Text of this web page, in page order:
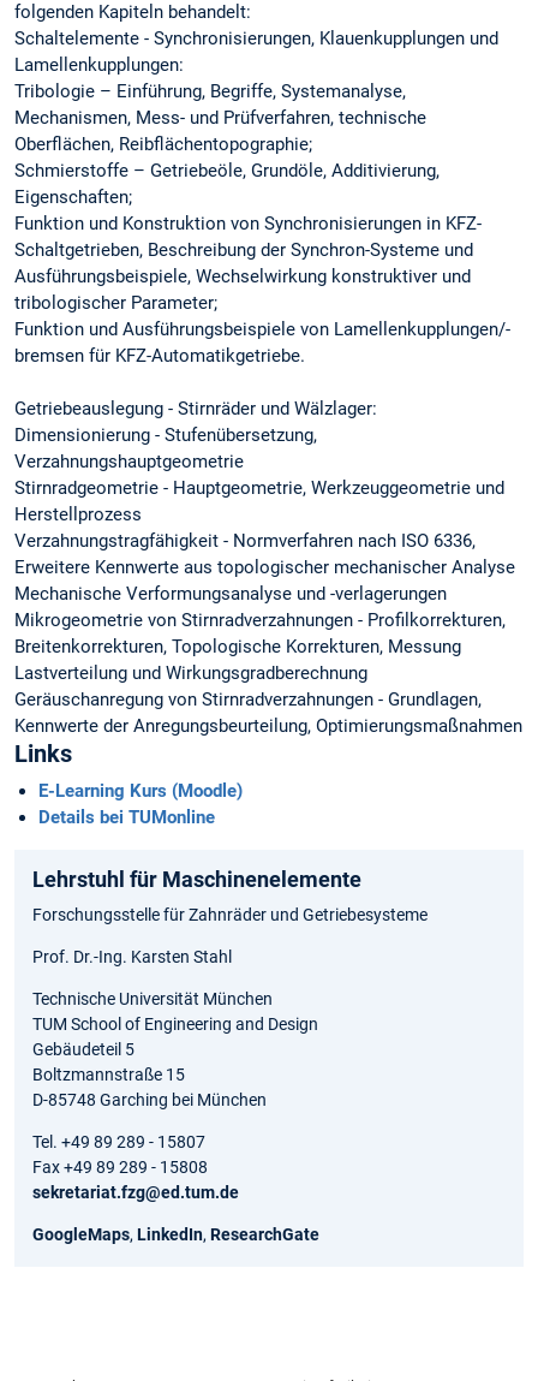
folgenden Kapiteln behandelt:
Schaltelemente - Synchronisierungen, Klauenkupplungen und
Lamellenkupplungen:
Tribologie – Einführung, Begriffe, Systemanalyse,
Mechanismen, Mess- und Prüfverfahren, technische
Oberflächen, Reibflächentopographie;
Schmierstoffe – Getriebeöle, Grundöle, Additivierung,
Eigenschaften;
Funktion und Konstruktion von Synchronisierungen in KFZ-
Schaltgetrieben, Beschreibung der Synchron-Systeme und
Ausführungsbeispiele, Wechselwirkung konstruktiver und
tribologischer Parameter;
Funktion und Ausführungsbeispiele von Lamellenkupplungen/-
bremsen für KFZ-Automatikgetriebe.
Getriebeauslegung - Stirnräder und Wälzlager:
Dimensionierung - Stufenübersetzung,
Verzahnungshauptgeometrie
Stirnradgeometrie - Hauptgeometrie, Werkzeuggeometrie und
Herstellprozess
Verzahnungstragfähigkeit - Normverfahren nach ISO 6336,
Erweitere Kennwerte aus topologischer mechanischer Analyse
Mechanische Verformungsanalyse und -verlagerungen
Mikrogeometrie von Stirnradverzahnungen - Profilkorrekturen,
Breitenkorrekturen, Topologische Korrekturen, Messung
Lastverteilung und Wirkungsgradberechnung
Geräuschanregung von Stirnradverzahnungen - Grundlagen,
Kennwerte der Anregungsbeurteilung, Optimierungsmaßnahmen
Links
E-Learning Kurs (Moodle)
Details bei TUMonline
Lehrstuhl für Maschinenelemente
Forschungsstelle für Zahnräder und Getriebesysteme
Prof. Dr.-Ing. Karsten Stahl
Technische Universität München
TUM School of Engineering and Design
Gebäudeteil 5
Boltzmannstraße 15
D-85748 Garching bei München
Tel. +49 89 289 - 15807
Fax +49 89 289 - 15808
sekretariat.fzg@ed.tum.de
GoogleMaps, LinkedIn, ResearchGate